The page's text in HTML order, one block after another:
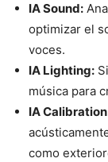
IA Sound:
optimizar el
voces.
IA Lighting:
música para
IA
como